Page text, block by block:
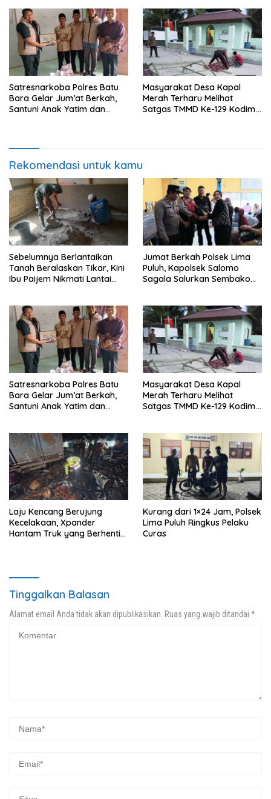
0208/Asahan
Satresnarkoba Polres Batu
Bara Gelar Jum’at Berkah,
Santuni Anak Yatim dan
Masyarakat Desa Kapal
Merah Terharu Melihat
Satgas TMMD Ke-129 Kodim
Rekomendasi untuk kamu
Sebelumnya Berlantaikan
Tanah Beralaskan Tikar, Kini
Ibu Paijem Nikmati Lantai
0208/Asahan
Jumat Berkah Polsek Lima
Puluh, Kapolsek Salomo
Sagala Salurkan Sembako
Satresnarkoba Polres Batu
Bara Gelar Jum’at Berkah,
Santuni Anak Yatim dan
Masyarakat Desa Kapal
Merah Terharu Melihat
Satgas TMMD Ke-129 Kodim
Mushollah Al Maghribi
Laju Kencang Berujung
Kecelakaan, Xpander
Hantam Truk yang Berhenti
Kurang dari 1×24 Jam, Polsek
Lima Puluh Ringkus Pelaku
Curas
Tinggalkan Balasan
Alamat email Anda tidak akan dipublikasikan. Ruas yang wajib ditandai *